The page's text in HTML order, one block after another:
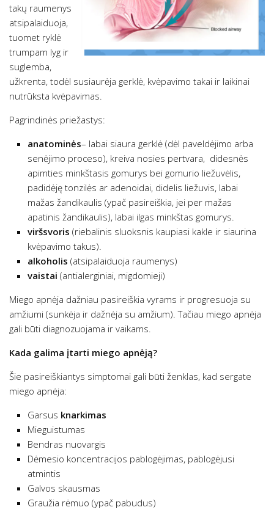
takų raumenys
atsipalaiduoja,
tuomet ryklė
trumpam lyg ir
suglemba,
užkrenta, todėl susiaurėja gerklė, kvėpavimo takai ir laikinai
nutrūksta kvėpavimas.
Pagrindinės priežastys:
anatominės– labai siaura gerklė (dėl paveldėjimo arba
senėjimo proceso), kreiva nosies pertvara, didesnės
apimties minkštasis gomurys bei gomurio liežuvėlis,
padidėję tonzilės ar adenoidai, didelis liežuvis, labai
mažas žandikaulis (ypač pasireiškia, jei per mažas
apatinis žandikaulis), labai ilgas minkštas gomurys.
viršsvoris (riebalinis sluoksnis kaupiasi kakle ir siaurina
kvėpavimo takus).
alkoholis (atsipalaiduoja raumenys)
vaistai (antialerginiai, migdomieji)
Miego apnėja dažniau pasireiškia vyrams ir progresuoja su
amžiumi (sunkėja ir dažnėja su amžium). Tačiau miego apnėja
gali būti diagnozuojama ir vaikams.
Kada galima įtarti miego apnėją?
Šie pasireiškiantys simptomai gali būti ženklas, kad sergate
miego apnėja:
Garsus knarkimas
Mieguistumas
Bendras nuovargis
Dėmesio koncentracijos pablogėjimas, pablogėjusi
atmintis
Galvos skausmas
Graužia rėmuo (ypač pabudus)